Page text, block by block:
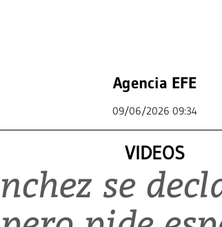
Agencia EFE
09/06/2026 09:34
VIDEOS
se